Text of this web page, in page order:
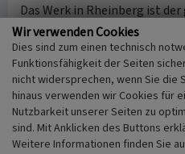
Das Werk in Rheinberg ist
Produktionsstandort der
insgesamt knapp 27.000
etwa 2.000 bis 2.500
Solvay-Standorten.
In Rheinberg sind etwa 400
Chemicals GmbH Deutschland
Wir verwenden Cookies
Dies sind zum einen technisch
Funktionsfähigkeit der Seiten
nicht widersprechen, wenn Sie die
hinaus verwenden wir Cookies für
Nutzbarkeit unserer Seiten zu
sind. Mit Anklicken des Buttons
Weitere Informationen finden Sie